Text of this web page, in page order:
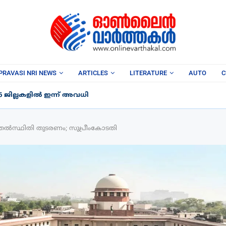
NRI NEWS ARTICLES LITERATURE AUTO
ഇന്ന് അവധി
തൽസ്ഥിതി തുടരണം; സുപ്രീംകോടതി